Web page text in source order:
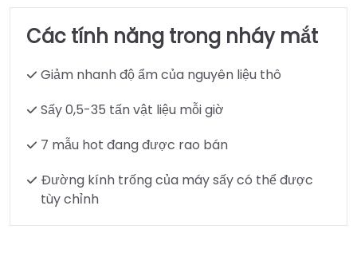
Các tính năng trong nháy mắt
Giảm nhanh độ ẩm của nguyên liệu thô
Sấy 0,5-35 tấn vật liệu mỗi giờ
7 mẫu hot đang được rao bán
Đường kính trống của máy sấy có thể được
tùy chỉnh